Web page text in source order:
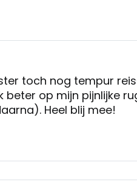
toch nog tempur
beter op mijn pijnlijke
Heel blij mee!